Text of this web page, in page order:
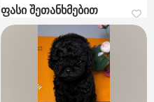
ფასი შეთანხმებით